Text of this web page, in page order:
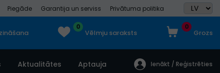
Piegāde Garantija un serviss Privātuma politika
0
Vēlmju saraksts
0
Grozs
Aktualitātes Aptauja Ienākt / Reģistrēties